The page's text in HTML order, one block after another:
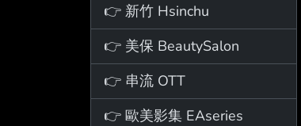
👉 新竹 Hsinchu
👉 美保 BeautySalon
👉 串流 OTT
👉 歐美影集 EAseries